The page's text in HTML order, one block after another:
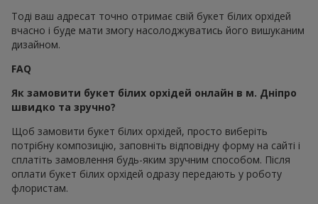
Тоді ваш адресат точно отримає свій букет білих орхідей
вчасно і буде мати змогу насолоджуватись його вишуканим
дизайном.
FAQ
Як замовити букет білих орхідей онлайн в м. Дніпро
швидко та зручно?
Щоб замовити букет білих орхідей, просто виберіть
потрібну композицію, заповніть відповідну форму на сайті і
сплатіть замовлення будь-яким зручним способом. Після
оплати букет білих орхідей одразу передають у роботу
флористам.